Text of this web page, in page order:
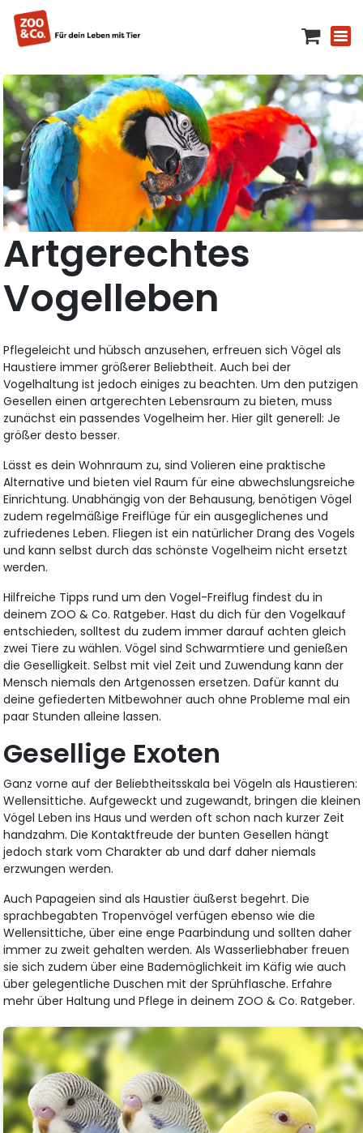
Artgerechtes
Vogelleben
Pflegeleicht und hübsch anzusehen, erfreuen sich Vögel als
Haustiere immer größerer Beliebtheit. Auch bei der
Vogelhaltung ist jedoch einiges zu beachten. Um den putzigen
Gesellen einen artgerechten Lebensraum zu bieten, muss
zunächst ein passendes Vogelheim her. Hier gilt generell: Je
größer desto besser.
Lässt es dein Wohnraum zu, sind Volieren eine praktische
Alternative und bieten viel Raum für eine abwechslungsreiche
Einrichtung. Unabhängig von der Behausung, benötigen Vögel
zudem regelmäßige Freiflüge für ein ausgeglichenes und
zufriedenes Leben. Fliegen ist ein natürlicher Drang des Vogels
und kann selbst durch das schönste Vogelheim nicht ersetzt
werden.
Hilfreiche Tipps rund um den Vogel-Freiflug findest du in
deinem ZOO & Co. Ratgeber. Hast du dich für den Vogelkauf
entschieden, solltest du zudem immer darauf achten gleich
zwei Tiere zu wählen. Vögel sind Schwarmtiere und genießen
die Geselligkeit. Selbst mit viel Zeit und Zuwendung kann der
Mensch niemals den Artgenossen ersetzen. Dafür kannt du
deine gefiederten Mitbewohner auch ohne Probleme mal ein
paar Stunden alleine lassen.
Gesellige Exoten
Ganz vorne auf der Beliebtheitsskala bei Vögeln als Haustieren:
Wellensittiche. Aufgeweckt und zugewandt, bringen die kleinen
Vögel Leben ins Haus und werden oft schon nach kurzer Zeit
handzahm. Die Kontaktfreude der bunten Gesellen hängt
jedoch stark vom Charakter ab und darf daher niemals
erzwungen werden.
Auch Papageien sind als Haustier äußerst begehrt. Die
sprachbegabten Tropenvögel verfügen ebenso wie die
Wellensittiche, über eine enge Paarbindung und sollten daher
immer zu zweit gehalten werden. Als Wasserliebhaber freuen
sie sich zudem über eine Bademöglichkeit im Käfig wie auch
über gelegentliche Duschen mit der Sprühflasche. Erfahre
mehr über Haltung und Pflege in deinem ZOO & Co. Ratgeber.